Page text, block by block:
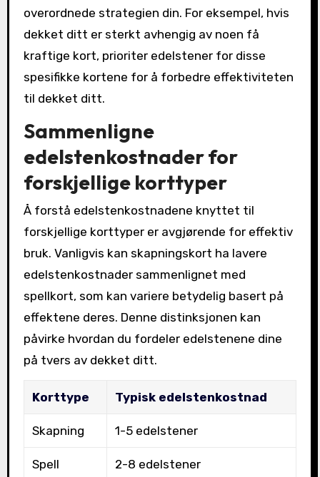
overordnede strategien din. For eksempel, hvis
dekket ditt er sterkt avhengig av noen få
kraftige kort, prioriter edelstener for disse
spesifikke kortene for å forbedre effektiviteten
til dekket ditt.
Sammenligne
edelstenkostnader for
forskjellige korttyper
Å forstå edelstenkostnadene knyttet til
forskjellige korttyper er avgjørende for effektiv
bruk. Vanligvis kan skapningskort ha lavere
edelstenkostnader sammenlignet med
spellkort, som kan variere betydelig basert på
effektene deres. Denne distinksjonen kan
påvirke hvordan du fordeler edelstenene dine
på tvers av dekket ditt.
Korttype Typisk edelstenkostnad
Skapning 1-5 edelstener
Spell 2-8 edelstener